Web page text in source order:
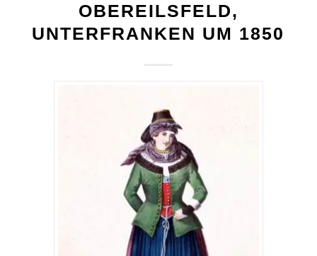
OBEREILSFELD,
UNTERFRANKEN UM 1850